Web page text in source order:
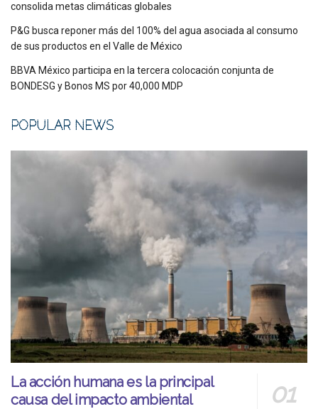
consolida metas climáticas globales
P&G busca reponer más del 100% del agua asociada al consumo
de sus productos en el Valle de México
BBVA México participa en la tercera colocación conjunta de
BONDESG y Bonos MS por 40,000 MDP
POPULAR NEWS
La acción humana es la principal
causa del impacto ambiental